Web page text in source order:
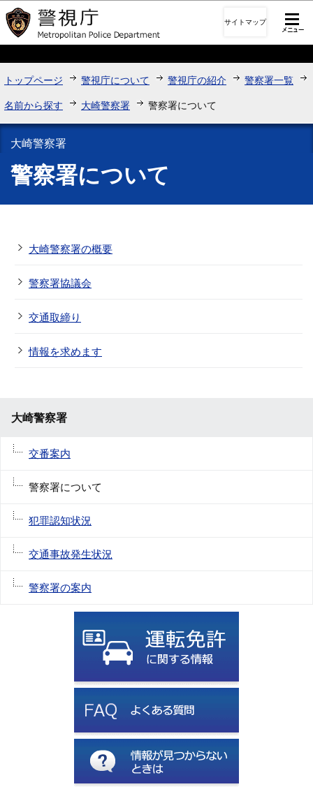
このページの本文へ移動
サイトマップ
トップページ 警視庁について 警視庁の紹介 警察署一覧
名前から探す 大崎警察署 警察署について
大崎警察署
警察署について
大崎警察署の概要
警察署協議会
交通取締り
情報を求めます
大崎警察署
交番案内
警察署について
犯罪認知状況
交通事故発生状況
警察署の案内